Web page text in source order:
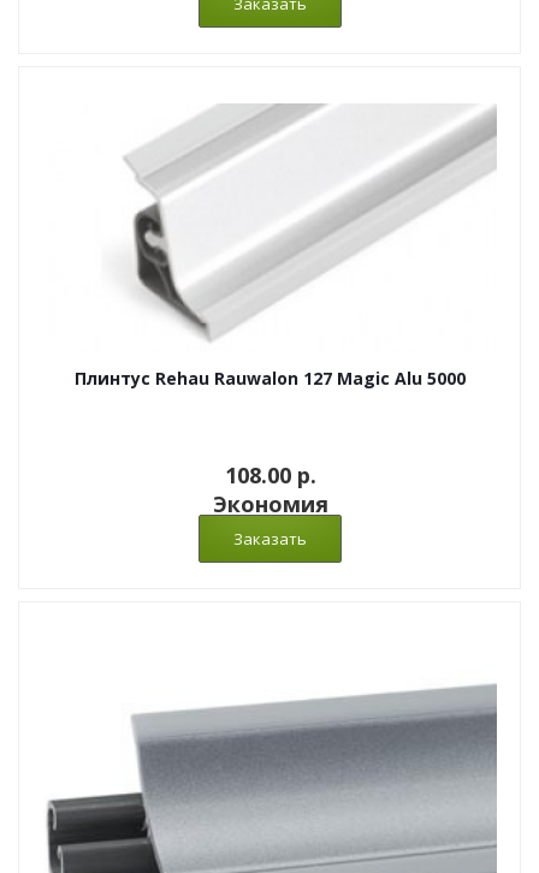
Плинтус Rehau Rauwalon 127 Magic Alu 5000
108.00 p.
Экономия